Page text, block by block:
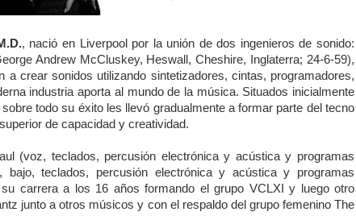
, nació en Liverpool por la unión de dos ingenieros de sonido:
Andrew McCluskey, Heswall, Cheshire, Inglaterra; 24-6-59),
crear sonidos utilizando sintetizadores, cintas, programadores,
industria aporta al mundo de la música. Situados inicialmente
todo su éxito les llevó gradualmente a formar parte del tecno
de capacidad y creatividad.
(voz, teclados, percusión electrónica y acústica y programas
teclados, percusión electrónica y acústica y programas
carrera a los 16 años formando el grupo VCLXI y luego otro
junto a otros músicos y con el respaldo del grupo femenino The